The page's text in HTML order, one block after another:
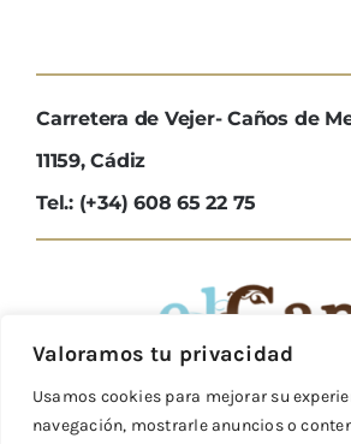
Valoramos tu privacidad
Usamos cookies para mejorar su
navegación, mostrarle anuncios o
Carretera de Vejer- Caños de
11159, Cádiz
Tel.: (+34) 608 65 22 75
Reservas